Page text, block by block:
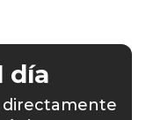
día
directamente